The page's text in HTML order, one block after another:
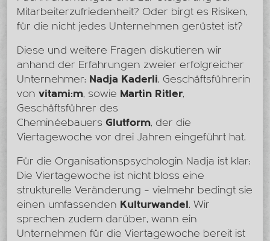
Mitarbeiterzufriedenheit? Oder birgt es Risiken,
für die nicht jedes Unternehmen gerüstet ist?
Diese und weitere Fragen diskutieren wir
anhand der Erfahrungen zweier erfolgreicher
Unternehmer: Nadja Kaderli, Geschäftsführerin
von vitami:m, sowie Martin Ritler,
Geschäftsführer des
Cheminéebauers Glutform, der die
Viertagewoche vor drei Jahren eingeführt hat.
Für die Organisationspsychologin Nadja ist klar:
Die Viertagewoche ist nicht bloss eine
strukturelle Veränderung – vielmehr bedingt sie
einen umfassenden Kulturwandel. Wir
sprechen zudem darüber, wann ein
Unternehmen für die Viertagewoche bereit ist